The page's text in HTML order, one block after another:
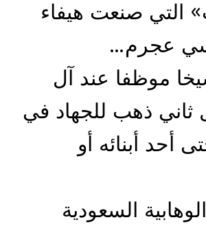
التي صنعت هيفاء
عجرم…
موظفا عند آل
ثاني ذهب للجهاد في
أحد أبنائه أو
السعودية